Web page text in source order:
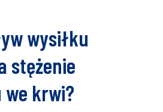
wysiłku
stężenie
krwi?